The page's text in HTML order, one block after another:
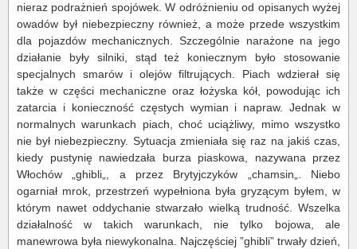
nieraz podrażnień spojówek. W odróżnieniu od opisanych wyżej
owadów był niebezpieczny również, a może przede wszystkim
dla pojazdów mechanicznych. Szczególnie narażone na jego
działanie były silniki, stąd też koniecznym było stosowanie
specjalnych smarów i olejów filtrujących. Piach wdzierał się
także w części mechaniczne oraz łożyska kół, powodując ich
zatarcia i konieczność częstych wymian i napraw. Jednak w
normalnych warunkach piach, choć uciążliwy, mimo wszystko
nie był niebezpieczny. Sytuacja zmieniała się raz na jakiś czas,
kiedy pustynię nawiedzała burza piaskowa, nazywana przez
Włochów „ghibli„, a przez Brytyjczyków „chamsin„. Niebo
ogarniał mrok, przestrzeń wypełniona była gryzącym byłem, w
którym nawet oddychanie stwarzało wielką trudność. Wszelka
działalność w takich warunkach, nie tylko bojowa, ale
manewrowa była niewykonalna. Najczęściej ”ghibli” trwały dzień,